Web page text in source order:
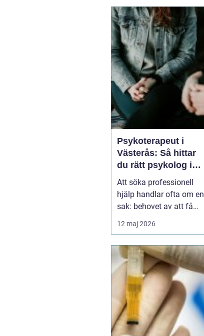
stället för att bara
dämpa symptom
försöker ayurvedan
förstå varför v...
Psykoterapeut i
Västerås: Så hittar
du rätt psykolog i
Västerås för samtal
och terapi
Att söka professionell
hjälp handlar ofta om en
sak: behovet av att få
prata med någon som
lyssnar, förstår och kan
perspektiv. Många som
letar efter Psykolog
Västerås längtar efter...
12 maj 2026